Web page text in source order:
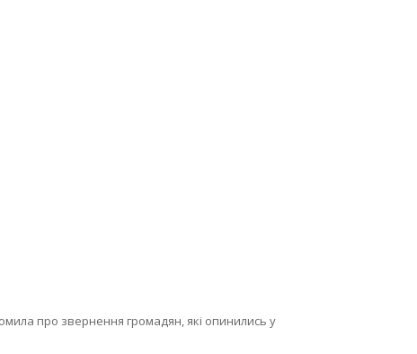
про звернення громадян, які опинились у